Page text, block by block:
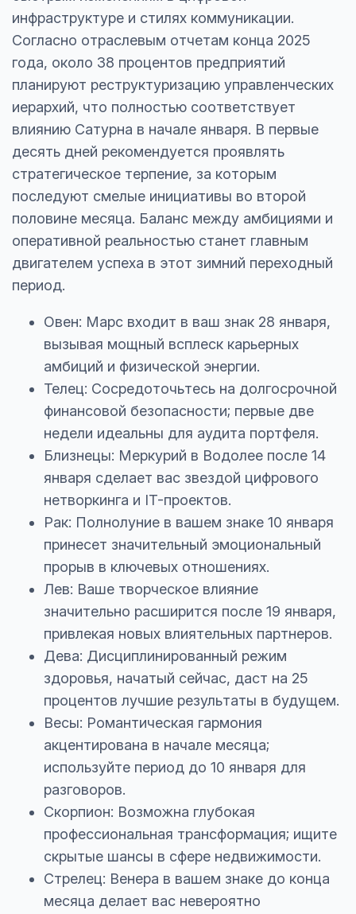
инфраструктуре и стилях коммуникации.
Согласно отраслевым отчетам конца 2025
года, около 38 процентов предприятий
планируют реструктуризацию управленческих
иерархий, что полностью соответствует
влиянию Сатурна в начале января. В первые
десять дней рекомендуется проявлять
стратегическое терпение, за которым
последуют смелые инициативы во второй
половине месяца. Баланс между амбициями и
оперативной реальностью станет главным
двигателем успеха в этот зимний переходный
период.
Овен: Марс входит в ваш знак 28 января,
вызывая мощный всплеск карьерных
амбиций и физической энергии.
Телец: Сосредоточьтесь на долгосрочной
финансовой безопасности; первые две
недели идеальны для аудита портфеля.
Близнецы: Меркурий в Водолее после 14
января сделает вас звездой цифрового
нетворкинга и IT-проектов.
Рак: Полнолуние в вашем знаке 10 января
принесет значительный эмоциональный
прорыв в ключевых отношениях.
Лев: Ваше творческое влияние
значительно расширится после 19 января,
привлекая новых влиятельных партнеров.
Дева: Дисциплинированный режим
здоровья, начатый сейчас, даст на 25
процентов лучшие результаты в будущем.
Весы: Романтическая гармония
акцентирована в начале месяца;
используйте период до 10 января для
разговоров.
Скорпион: Возможна глубокая
профессиональная трансформация; ищите
скрытые шансы в сфере недвижимости.
Стрелец: Венера в вашем знаке до конца
месяца делает вас невероятно